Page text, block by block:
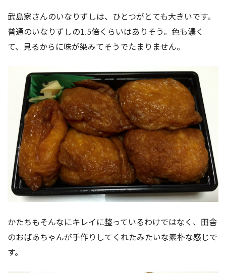
武島家さんのいなりずしは、ひとつがとても大きいです。
普通のいなりずしの1.5倍くらいはありそう。色も濃く
て、見るからに味が染みてそうでたまりません。
かたちもそんなにキレイに整っているわけではなく、田舎
のおばあちゃんが手作りしてくれたみたいな素朴な感じで
す。